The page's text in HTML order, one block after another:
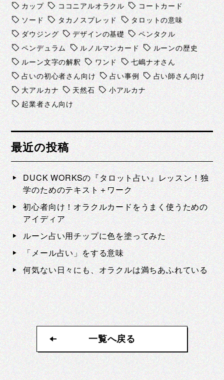
カップ
ココニアルオラクル
コートカード
ソード
タカノスプレッド
タロットの意味
ダウジング
デザインの基礎
ペンタクル
ペンデュラム
ルノルマンカード
ルーンの歴史
ルーン文字の解釈
ワンド
七嶋ナオさん
占いの初心者さん向け
占い事例
占い師さん向け
大アルカナ
天然石
小アルカナ
起業者さん向け
最近の投稿
DUCK WORKSの『タロット占い』レッスン！独
学のためのテキスト＋ワーク
初心者向け！オラクルカードをうまく使うための
アイディア
ルーン占い用チップに色を塗ってみた
「メール占い」をする意味
何気ない日々にも、オラクルは満ちあふれている
一覧へ戻る
一覧へ戻る